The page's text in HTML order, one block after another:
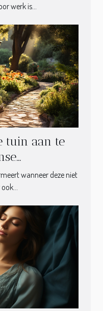
werk is...
tuin aan te
wanneer deze niet